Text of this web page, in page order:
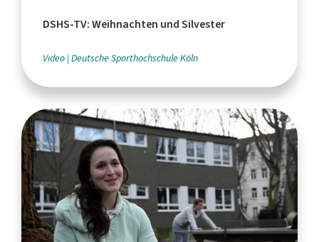
DSHS-TV: Weihnachten und Silvester
Video Deutsche Sporthochschule Köln